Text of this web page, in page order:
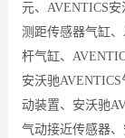
元、AVENTICS
测距传感器气缸
杆气缸、
安沃驰
动装置、安沃驰
气动接近传感器